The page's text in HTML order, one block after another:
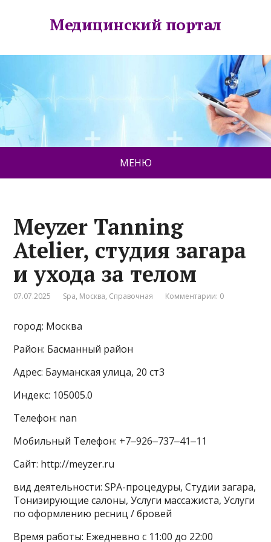
Медицинский портал
МЕНЮ
Meyzer Tanning
Atelier, студия загара
и ухода за телом
07.07.2025 Spa, Москва, Справочная Комментарии: 0
город: Москва
Район: Басманный район
Адрес: Бауманская улица, 20 ст3
Индекс: 105005.0
Телефон: nan
Мобильный Телефон: +7‒926‒737‒41‒11
Сайт: http://meyzer.ru
вид деятельности: SPA-процедуры, Студии загара,
Тонизирующие салоны, Услуги массажиста, Услуги
по оформлению ресниц / бровей
Время работы: Ежедневно с 11:00 до 22:00